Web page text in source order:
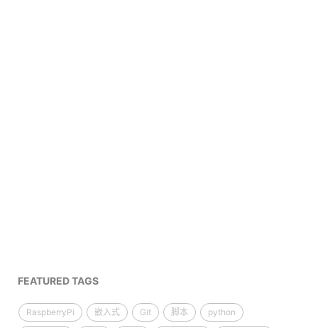
FEATURED TAGS
RaspberryPi 嵌入式 Git 脚本 python